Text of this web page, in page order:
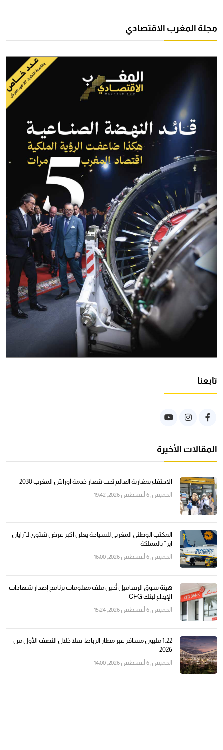
مجلة المغرب الاقتصادي
تابعنا
المقالات الأخيرة
الاحتفاء بمغاربة العالم تحت شعار خدمة أوراش المغرب 2030
الخميس, 6 أغسطس 2026, 19:42
المكتب الوطني المغربي للسياحة يعلن أكبر عرض شتوي لـ”رايان
إير” بالمملكة
الخميس, 6 أغسطس 2026, 16:00
هيئة سوق الرساميل تُحين ملف معلومات برنامج إصدار شهادات
الإيداع لبنك CFG
الخميس, 6 أغسطس 2026, 15:24
1.22 مليون مسافر عبر مطار الرباط-سلا خلال النصف الأول من
2026
الخميس, 6 أغسطس 2026, 14:00